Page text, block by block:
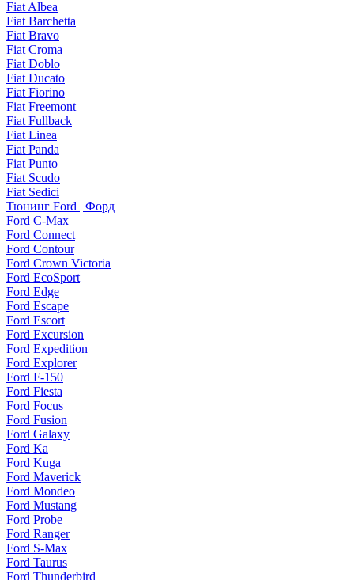
Fiat Albea
Fiat Barchetta
Fiat Bravo
Fiat Croma
Fiat Doblo
Fiat Ducato
Fiat Fiorino
Fiat Freemont
Fiat Fullback
Fiat Linea
Fiat Panda
Fiat Punto
Fiat Scudo
Fiat Sedici
Тюнинг Ford | Форд
Ford C-Max
Ford Connect
Ford Contour
Ford Crown Victoria
Ford EcoSport
Ford Edge
Ford Escape
Ford Escort
Ford Excursion
Ford Expedition
Ford Explorer
Ford F-150
Ford Fiesta
Ford Focus
Ford Fusion
Ford Galaxy
Ford Ka
Ford Kuga
Ford Maverick
Ford Mondeo
Ford Mustang
Ford Probe
Ford Ranger
Ford S-Max
Ford Taurus
Ford Thunderbird